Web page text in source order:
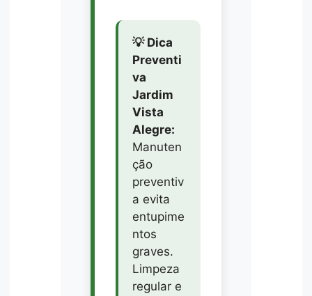
💡 Dica
Preventi
va
Jardim
Vista
Alegre:
Manuten
ção
preventiv
a evita
entupime
ntos
graves.
Limpeza
regular e